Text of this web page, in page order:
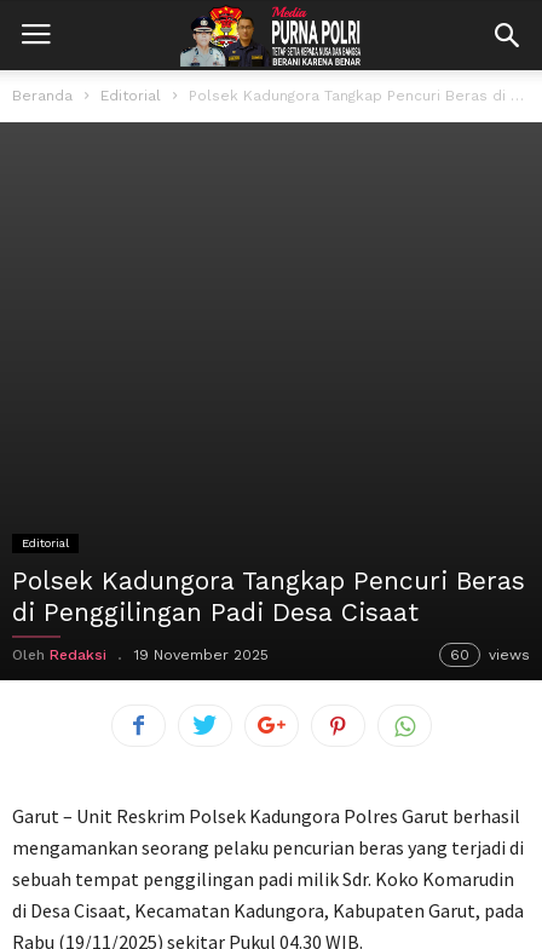
Beranda Editorial Polsek Kadungora Tangkap Pencuri Beras di Penggilingan Padi Desa Cisaat
Editorial
Polsek Kadungora Tangkap Pencuri Beras
di Penggilingan Padi Desa Cisaat
Oleh Redaksi 19 November 2025 60 views
Garut – Unit Reskrim Polsek Kadungora Polres Garut berhasil
mengamankan seorang pelaku pencurian beras yang terjadi di
sebuah tempat penggilingan padi milik Sdr. Koko Komarudin
di Desa Cisaat, Kecamatan Kadungora, Kabupaten Garut, pada
Rabu (19/11/2025) sekitar Pukul 04.30 WIB.